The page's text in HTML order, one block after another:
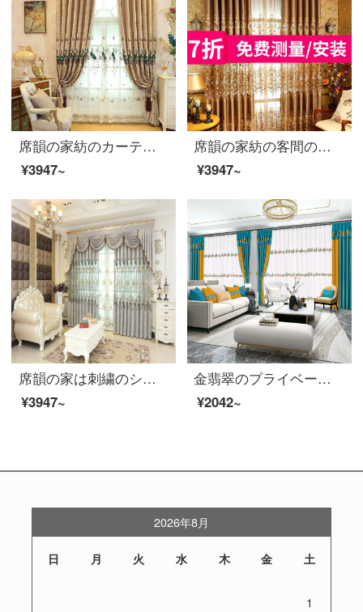
席韻の家紡のカーテンの寝室のカーテンの民族風のクジャクの雪の尼爾と窓のカーテンの注文して作らせます。幅1メートル*高さ2.7メートルの単価(ナノリング)は高くなります。
¥3947~
席韻の家紡の客間の刺繍のカーテンの布芸のカーテンの窓の紗は同じ種類の窓のカーテンを注文して注文して広く1メートル*高さの2.7メートルの単価(ナノリング)を注文して高くなることができます。
¥3947~
席韻の家は刺繍のシニールのカーテンを紡いで近代的な客間の寝室のカーテンの窓の紗を注文して、同じ種類の窓のカーテンを注文して作らせて、幅1メートル*高さ2.7メートルの単価(韓しわの針)を高くすることができます。
¥3947~
金翡翠のプライベートオーダーメイド製品北欧風シンプルなシルクのカーテンの窓紗多色リビングルームの日焼け止め遮光カーテン-G 42シリーズG 42-1(布)フック式1メートル幅オーダーメイド単価
¥2042~
2026年8月
日 月 火 水 木 金 土
1